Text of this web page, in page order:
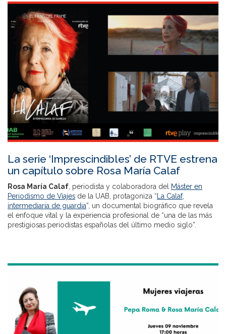
La serie ‘Imprescindibles’ de RTVE estrena
un capítulo sobre Rosa María Calaf
Rosa María Calaf , periodista y colaboradora del
Máster en
Periodismo de Viajes de la UAB, protagoniza “ La Calaf,
intermediaria de guardia”, un documental biográfico que revela
el enfoque vital y la experiencia profesional de “una de las más
prestigiosas periodistas españolas del último medio siglo”.